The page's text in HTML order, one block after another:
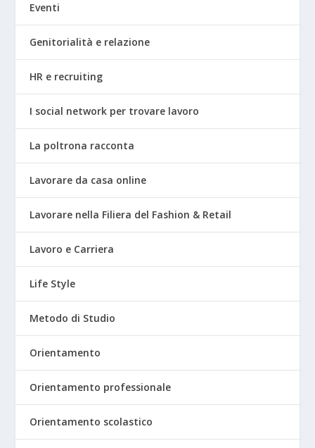
Eventi
Genitorialità e relazione
HR e recruiting
I social network per trovare lavoro
La poltrona racconta
Lavorare da casa online
Lavorare nella Filiera del Fashion & Retail
Lavoro e Carriera
Life Style
Metodo di Studio
Orientamento
Orientamento professionale
Orientamento scolastico